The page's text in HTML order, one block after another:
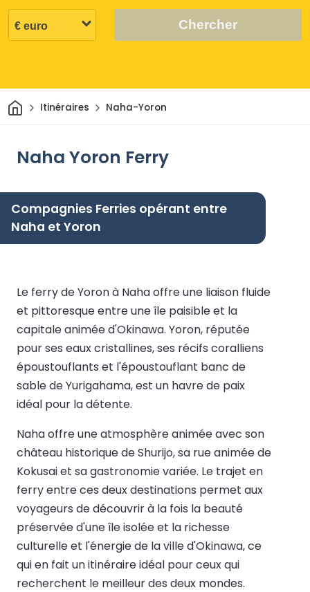
Chercher
Maison
Itinéraires Naha-Yoron
Naha Yoron Ferry
Compagnies Ferries opérant entre
Naha et Yoron
Le ferry de Yoron à Naha offre une liaison fluide
et pittoresque entre une île paisible et la
capitale animée d'Okinawa. Yoron, réputée
pour ses eaux cristallines, ses récifs coralliens
époustouflants et l'époustouflant banc de
sable de Yurigahama, est un havre de paix
idéal pour la détente.
Naha offre une atmosphère animée avec son
château historique de Shurijo, sa rue animée de
Kokusai et sa gastronomie variée. Le trajet en
ferry entre ces deux destinations permet aux
voyageurs de découvrir à la fois la beauté
préservée d'une île isolée et la richesse
culturelle et l'énergie de la ville d'Okinawa, ce
qui en fait un itinéraire idéal pour ceux qui
recherchent le meilleur des deux mondes.